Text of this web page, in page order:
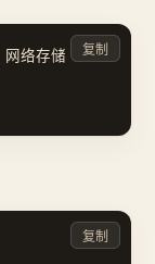
络存储
复制
复制